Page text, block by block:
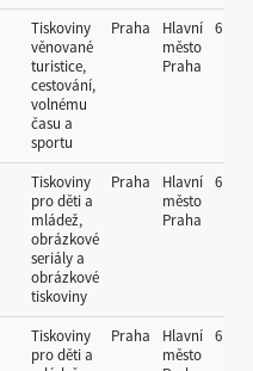
Tiskoviny
věnované
turistice,
cestování,
volnému
času a
sportu
Praha
Hlavní
město
Praha
6
Tiskoviny
pro děti a
mládež,
obrázkové
seriály a
obrázkové
tiskoviny
Praha
Hlavní
město
Praha
6
Tiskoviny
pro děti a
Praha
Hlavní
město
6